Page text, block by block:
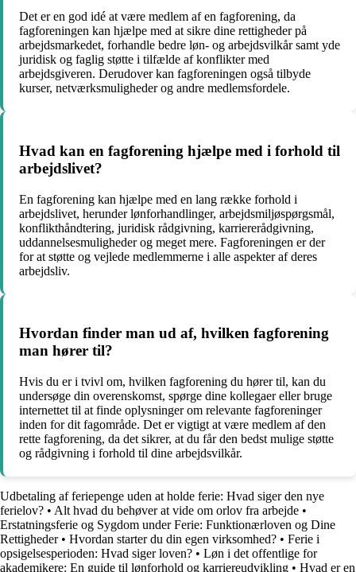
Det er en god idé at være medlem af en fagforening, da
fagforeningen kan hjælpe med at sikre dine rettigheder på
arbejdsmarkedet, forhandle bedre løn- og arbejdsvilkår samt yde
juridisk og faglig støtte i tilfælde af konflikter med
arbejdsgiveren. Derudover kan fagforeningen også tilbyde
kurser, netværksmuligheder og andre medlemsfordele.
Hvad kan en fagforening hjælpe med i forhold til
arbejdslivet?
En fagforening kan hjælpe med en lang række forhold i
arbejdslivet, herunder lønforhandlinger, arbejdsmiljøspørgsmål,
konflikthåndtering, juridisk rådgivning, karriererådgivning,
uddannelsesmuligheder og meget mere. Fagforeningen er der
for at støtte og vejlede medlemmerne i alle aspekter af deres
arbejdsliv.
Hvordan finder man ud af, hvilken fagforening
man hører til?
Hvis du er i tvivl om, hvilken fagforening du hører til, kan du
undersøge din overenskomst, spørge dine kollegaer eller bruge
internettet til at finde oplysninger om relevante fagforeninger
inden for dit fagområde. Det er vigtigt at være medlem af den
rette fagforening, da det sikrer, at du får den bedst mulige støtte
og rådgivning i forhold til dine arbejdsvilkår.
Udbetaling af feriepenge uden at holde ferie: Hvad siger den nye
ferielov? • Alt hvad du behøver at vide om orlov fra arbejde •
Erstatningsferie og Sygdom under Ferie: Funktionærloven og Dine
Rettigheder• Hvordan starter du din egen virksomhed? • Ferie i
opsigelsesperioden: Hvad siger loven? • Løn i det offentlige for
akademikere: En guide til lønforhold og karriereudvikling • Hvad er en